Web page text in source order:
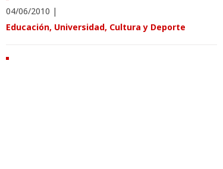
04/06/2010 |
Educación, Universidad, Cultura y Deporte